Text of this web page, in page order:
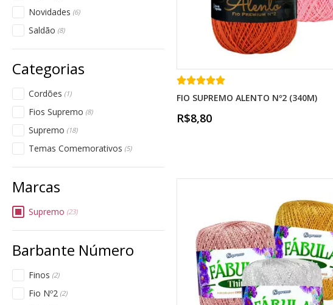
Novidades (6)
Saldão (8)
Cordões (1)
Fios Supremo (8)
Supremo (18)
Temas Comemorativos (5)
Supremo (23)
Finos (2)
Fio Nº2 (2)
FIO SUPREMO ALENTO Nº2 (340M)
R$8,80